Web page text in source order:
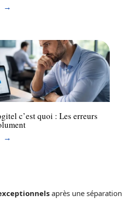
c’est quoi : Les erreurs
après une séparation